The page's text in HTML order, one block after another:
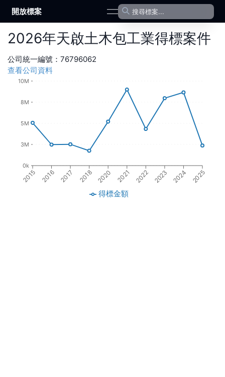
開放標案 open navigation menu
2026年天啟土木包工業得標案件
公司統一編號： 76796062
查看公司資料
2015 2016 2017 2018 2020 2021 2022 2023 2024 2025
0k
3M
5M
8M
10M
得標金額